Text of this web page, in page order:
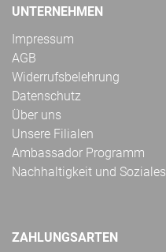
UNTERNEHMEN
Impressum
AGB
Widerrufsbelehrung
Datenschutz
Über uns
Unsere Filialen
Ambassador Programm
Nachhaltigkeit und Soziales
ZAHLUNGSARTEN